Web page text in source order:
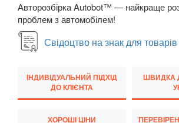
M6 E63/E64
6 Series F12
6 Series F06
Авторозбірка Autobot™ — найкраще
проблем з автомобілем!
Свідоцтво на знак для товарів
ІНДИВІДУАЛЬНИЙ ПІДХІД
ДО КЛІЄНТА
ШВИДКА
ХОРОШІ ЦІНИ